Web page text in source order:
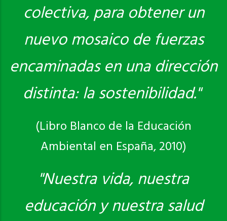
colectiva, para obtener un
nuevo mosaico de fuerzas
encaminadas en una dirección
distinta: la sostenibilidad."
(Libro Blanco de la Educación
Ambiental en España, 2010)
"Nuestra vida, nuestra
educación y nuestra salud